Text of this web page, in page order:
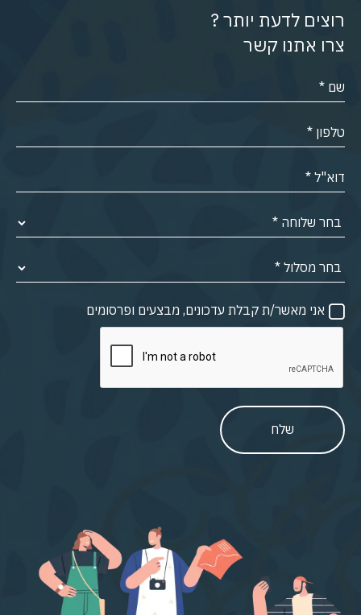
רוצים לדעת יותר ?
צרו אתנו קשר
אני מאשר/ת קבלת עדכונים, מבצעים ופרסומים
שלח